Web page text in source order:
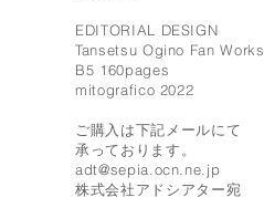
EDITORIAL DESIGN
Tansetsu Ogino Fan Works
B5 160pages
mitografico 2022
ご購入は下記メールにて
承っております。
adt@sepia.ocn.ne.jp
株式会社アドシアター宛